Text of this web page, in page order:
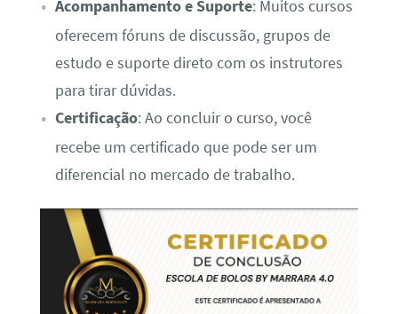
Acompanhamento e Suporte: Muitos cursos
oferecem fóruns de discussão, grupos de
estudo e suporte direto com os instrutores
para tirar dúvidas.
Certificação: Ao concluir o curso, você
recebe um certificado que pode ser um
diferencial no mercado de trabalho.